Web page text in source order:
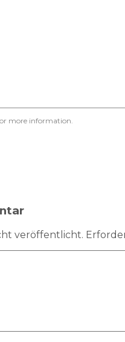
more information.
veröffentlicht.